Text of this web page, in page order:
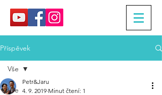
Příspěvek
Vše
Vše
Petr&Jaru
4. 9. 2019 Minut čtení: 1